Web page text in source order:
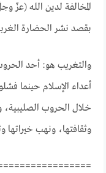
المخالفة لدين الله
بقصد نشر الحضارة
والتغريب هو: أحد
أعداء الإسلام حينما
خلال الحروب الصليبية،
وثقافتها، ونهب خيراتها